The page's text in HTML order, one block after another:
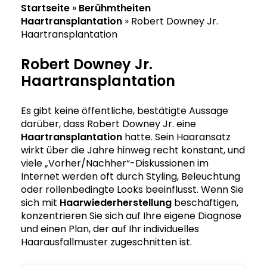
Startseite » Berühmtheiten
Haartransplantation » Robert Downey Jr.
Haartransplantation
Robert Downey Jr.
Haartransplantation
Es gibt keine öffentliche, bestätigte Aussage
darüber, dass Robert Downey Jr. eine
Haartransplantation hatte. Sein Haaransatz
wirkt über die Jahre hinweg recht konstant, und
viele „Vorher/Nachher“-Diskussionen im
Internet werden oft durch Styling, Beleuchtung
oder rollenbedingte Looks beeinflusst. Wenn Sie
sich mit Haarwiederherstellung beschäftigen,
konzentrieren Sie sich auf Ihre eigene Diagnose
und einen Plan, der auf Ihr individuelles
Haarausfallmuster zugeschnitten ist.